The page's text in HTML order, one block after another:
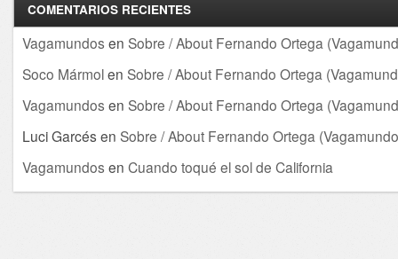
COMENTARIOS RECIENTES
Vagamundos en Sobre / About Fernando Ortega
Soco Mármolen Sobre / About Fernando Ortega
Vagamundos en Sobre / About Fernando Ortega
Luci Garcés en Sobre / About Fernando Ortega
Vagamundos en Cuando toqué el sol de California